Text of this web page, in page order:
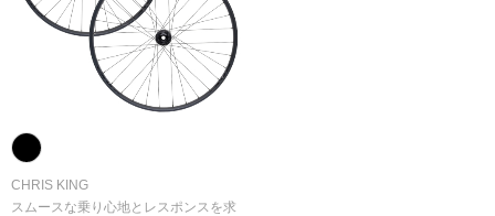
CHRIS KING
スムースな乗り心地とレスポンスを求